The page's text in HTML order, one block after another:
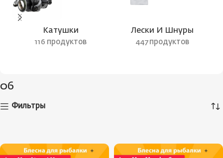
Катушки
116 продуктов
Лески И Шнуры
447 продуктов
06
Фильтры